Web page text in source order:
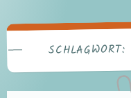
SCHLAGWORT: